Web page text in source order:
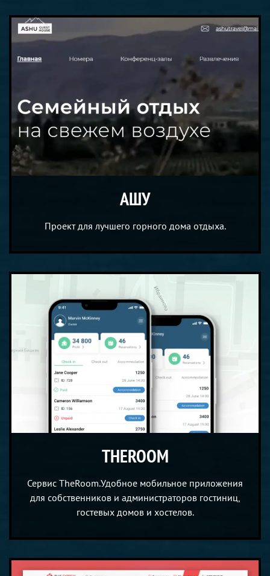
АШУ
Проект для лучшего горного дома отдыха.
THEROOM
Сервис TheRoom.Удобное мобильное приложения
для собственников и администраторов гостиниц,
гостевых домов и хостелов.